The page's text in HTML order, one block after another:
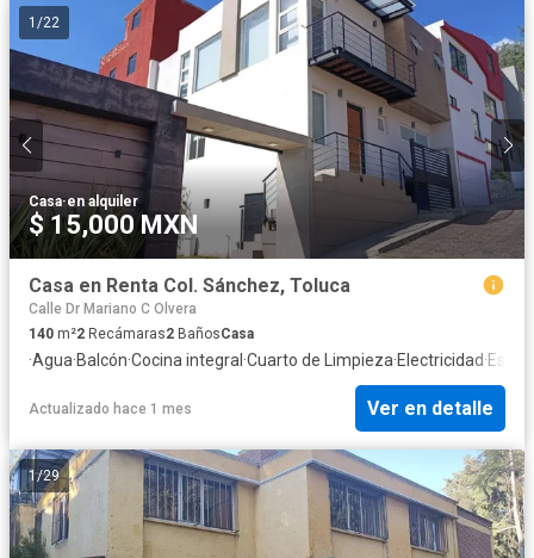
1 /22
Casa·en alquiler
$ 15,000 MXN
Casa en Renta Col. Sánchez, Toluca
Calle Dr Mariano C Olvera
140 m²2 Recámaras2 BañosCasa
·Agua·Balcón·Cocina integral ·Cuarto de Limpieza·Electricidad·
Actualizado hace 1 mes Ver en detalle
1/29